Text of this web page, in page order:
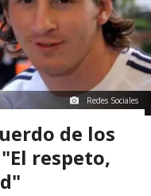
Redes Sociales
de los
respeto,